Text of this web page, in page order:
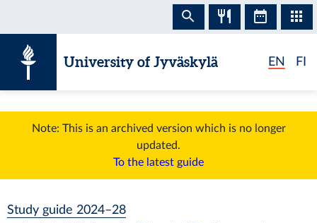
University of Jyväskylä EN FI
Note: This is an archived version which is no longer
updated.
To the latest guide
Study guide 2024–28